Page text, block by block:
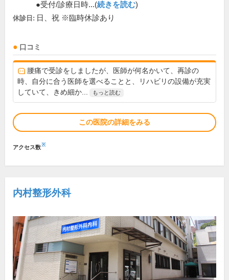
●受付/診療日時...(続きを読む)
休診日: 日、祝 ※臨時休診あり
口コミ
腰痛で受診をしましたが、医師が何名かいて、再診の
時、自分に合う医師を選べることと、リハビリの設備が充実
していて、きめ細か...
もっと読む
この医院の詳細をみる
アクセス数※
内村整形外科